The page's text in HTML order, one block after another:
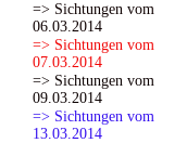
=> Sichtungen vom
06.03.2014
=> Sichtungen vom
07.03.2014
=> Sichtungen vom
09.03.2014
=> Sichtungen vom
13.03.2014